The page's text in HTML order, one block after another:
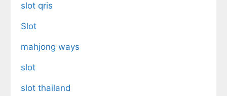
slot qris
Slot
mahjong ways
slot
slot thailand